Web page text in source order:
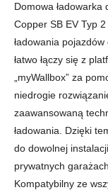
Domowa
Copper SB EV Typ
ładowania
łatwo łączy się z
„myWallbox” za
niedrogie
zaawansowaną
ładowania. Dzięki
do dowolnej
prywatnych
Kompatybilny ze